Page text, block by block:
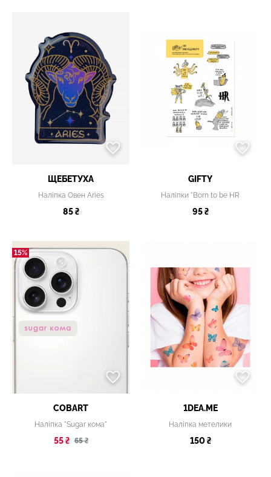
ЩЕБЕТУХА
Наліпка Овен Aries
85 ₴
GIFTY
Наліпки "Born to be HR
95 ₴
15%
COBART
Наліпка "Sugar кома"
55 ₴ 65 ₴
1DEA.ME
Наліпка метелики
150 ₴